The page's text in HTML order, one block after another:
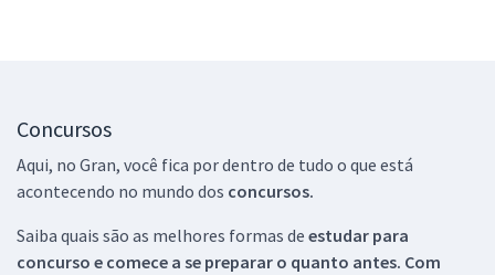
Concursos
Aqui, no Gran, você fica por dentro de tudo o que está
acontecendo no mundo dos concursos.
Saiba quais são as melhores formas de estudar para
concurso e comece a se preparar o quanto antes. Com